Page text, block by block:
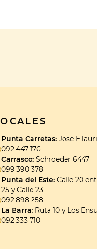
Punta Carretas: Jose
092 447 176
Carrasco: Schroeder 6447
099 390 378
Punta del Este: Calle 20
25 y Calle 23
092 898 258
La Barra: Ruta 10 y Los
092 333 710